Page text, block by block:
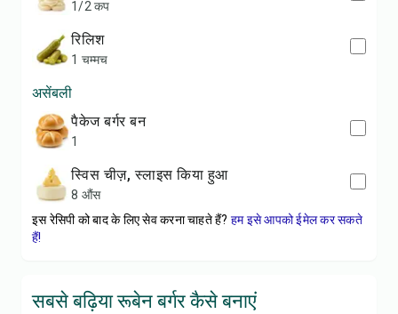
1/2 कप
रिलिश
1 चम्मच
असेंबली
पैकेज बर्गर बन
1
स्विस चीज़, स्लाइस किया हुआ
8 औंस
इस रेसिपी को बाद के लिए सेव करना चाहते हैं? हम इसे आपको ईमेल कर सकते
हैं!
सबसे बढ़िया रूबेन बर्गर कैसे बनाएं